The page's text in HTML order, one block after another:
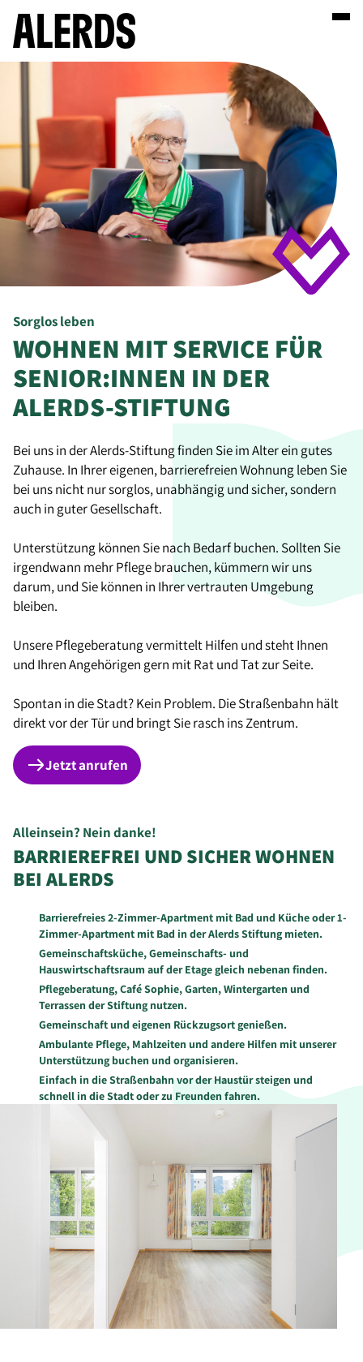
Sorglos leben
WOHNEN MIT SERVICE FÜR
SENIOR:INNEN IN DER
ALERDS-STIFTUNG
Bei uns in der Alerds-Stiftung finden Sie im Alter ein gutes
Zuhause. In Ihrer eigenen, barrierefreien Wohnung leben Sie
bei uns nicht nur sorglos, unabhängig und sicher, sondern
auch in guter Gesellschaft.
Unterstützung können Sie nach Bedarf buchen. Sollten Sie
irgendwann mehr Pflege brauchen, kümmern wir uns
darum, und Sie können in Ihrer vertrauten Umgebung
bleiben.
Unsere Pflegeberatung vermittelt Hilfen und steht Ihnen
und Ihren Angehörigen gern mit Rat und Tat zur Seite.
Spontan in die Stadt? Kein Problem. Die Straßenbahn hält
direkt vor der Tür und bringt Sie rasch ins Zentrum.
Jetzt anrufen
Alleinsein? Nein danke!
BARRIEREFREI UND SICHER WOHNEN
BEI ALERDS
Barrierefreies 2-Zimmer-Apartment mit Bad und Küche oder 1-
Zimmer-Apartment mit Bad in der Alerds Stiftung mieten.
Gemeinschaftsküche, Gemeinschafts- und
Hauswirtschaftsraum auf der Etage gleich nebenan finden.
Pflegeberatung, Café Sophie, Garten, Wintergarten und
Terrassen der Stiftung nutzen.
Gemeinschaft und eigenen Rückzugsort genießen.
Ambulante Pflege, Mahlzeiten und andere Hilfen mit unserer
Unterstützung buchen und organisieren.
Einfach in die Straßenbahn vor der Haustür steigen und
schnell in die Stadt oder zu Freunden fahren.